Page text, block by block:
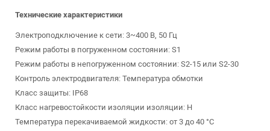
Технические характеристики
Электроподключение к сети: 3~400 В, 50 Гц
Режим работы в погруженном состоянии: S1
Режим работы в непогруженном состоянии: S2-15 или S2-30
Контроль электродвигателя: Температура обмотки
Класс защиты: IP68
Класс нагревостойкости изоляции изоляции: H
Температура перекачиваемой жидкости: от 3 до 40 °C